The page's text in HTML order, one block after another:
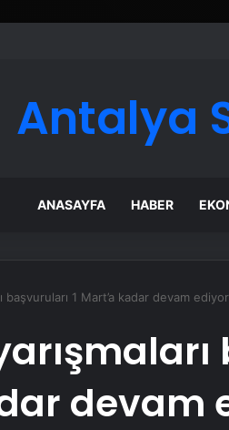
Antalya
ANASAYFA HABER
başvuruları 1 Mart’a kadar devam ediyor
devam